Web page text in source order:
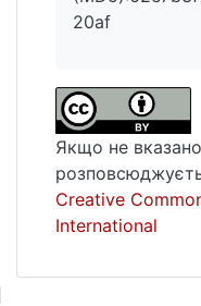
ZYMV, які
відповідно,
протестованих
окрім
інфекція,
переліку
і навіть була
20af
Якщо не
Creative
International